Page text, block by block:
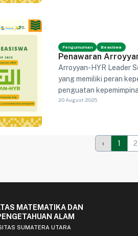
Pengumuman Beasiswa
Penawaran
Arroyyan-HYR Leader
yang memiliki peran
penguatan
masyarakat.
20 August 2025
‹ 1 2
MATEMATIKA DAN
ALAM
SUMATERA UTARA